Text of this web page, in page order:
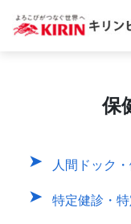
保
人間ドック
特定健診・